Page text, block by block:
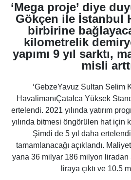
‘Mega proje’ diye
Gökçen ile İstanbul
birbirine
kilometrelik
yapımı 9 yıl sarktı,
misli
‘GebzeYavuz Sultan Selim
HavalimanıÇatalca Yüksek
ertelendi. 2021 yılında yatırım
yılında bitmesi öngörülen hat için
Şimdi de 5 yıl daha
tamamlanacağı açıklandı.
yana 36 milyar 186 milyon
liraya çıktı ve 10.5